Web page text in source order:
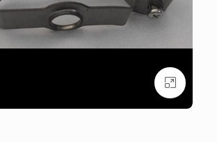
بزرگنمایی تصویر